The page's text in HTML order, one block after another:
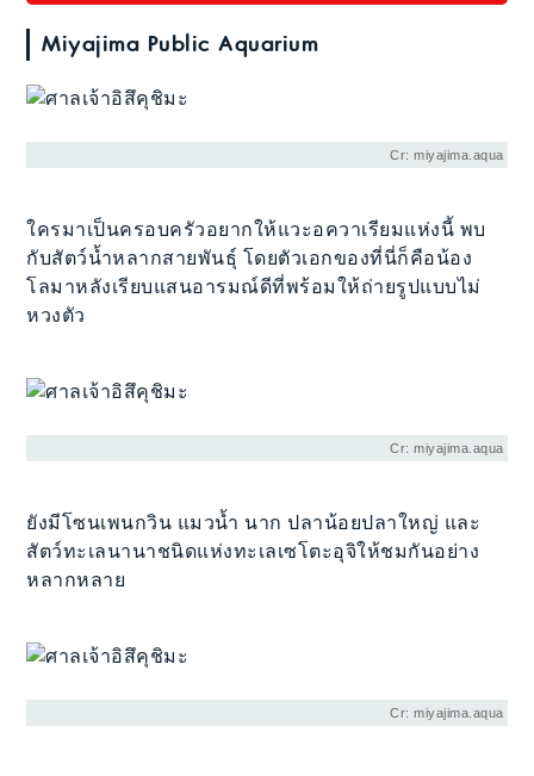
Miyajima Public Aquarium
Cr: miyajima.aqua
ใครมาเป็นครอบครัวอยากให้แวะอควาเรียมแห่งนี้ พบ
กับสัตว์น้ำหลากสายพันธุ์ โดยตัวเอกของที่นี่ก็คือน้อง
โลมาหลังเรียบแสนอารมณ์ดีที่พร้อมให้ถ่ายรูปแบบไม่
หวงตัว
Cr: miyajima.aqua
ยังมีโซนเพนกวิน แมวน้ำ นาก ปลาน้อยปลาใหญ่ และ
สัตว์ทะเลนานาชนิดแห่งทะเลเซโตะอุจิให้ชมกันอย่าง
หลากหลาย
Cr: miyajima.aqua